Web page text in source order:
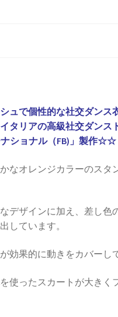
で個性的な社交ダンス
タリアの高級社交ダンス
ナショナル（FB)」製作☆☆
なオレンジカラーのスタ
デザインに加え、差し色
しています。
効果的に動きをカバーし
使ったスカートが大きく